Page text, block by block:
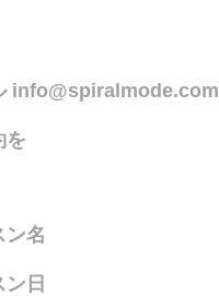
info@spiralmode.com
を
ン名
ン日